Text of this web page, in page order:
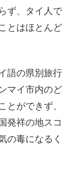
ず、タイ人で
とはほとんど
語の県別旅行
マイ市内のど
とができず、
発祥の地スコ
の毒になるく